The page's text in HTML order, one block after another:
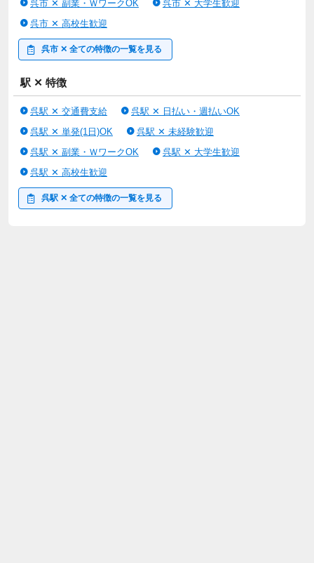
呉市 ✕ 副業・ＷワークOK
呉市 ✕ 大学生歓迎
呉市 ✕ 高校生歓迎
呉市 ✕ 全ての特徴の一覧を見る
駅 ✕ 特徴
呉駅 ✕ 交通費支給
呉駅 ✕ 日払い・週払いOK
呉駅 ✕ 単発(1日)OK
呉駅 ✕ 未経験歓迎
呉駅 ✕ 副業・ＷワークOK
呉駅 ✕ 大学生歓迎
呉駅 ✕ 高校生歓迎
呉駅 ✕ 全ての特徴の一覧を見る